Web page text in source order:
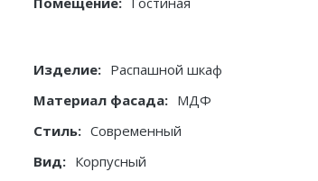
Изделие: Распашной шкаф
Материал фасада: МДФ
Стиль: Современный
Вид: Корпусный